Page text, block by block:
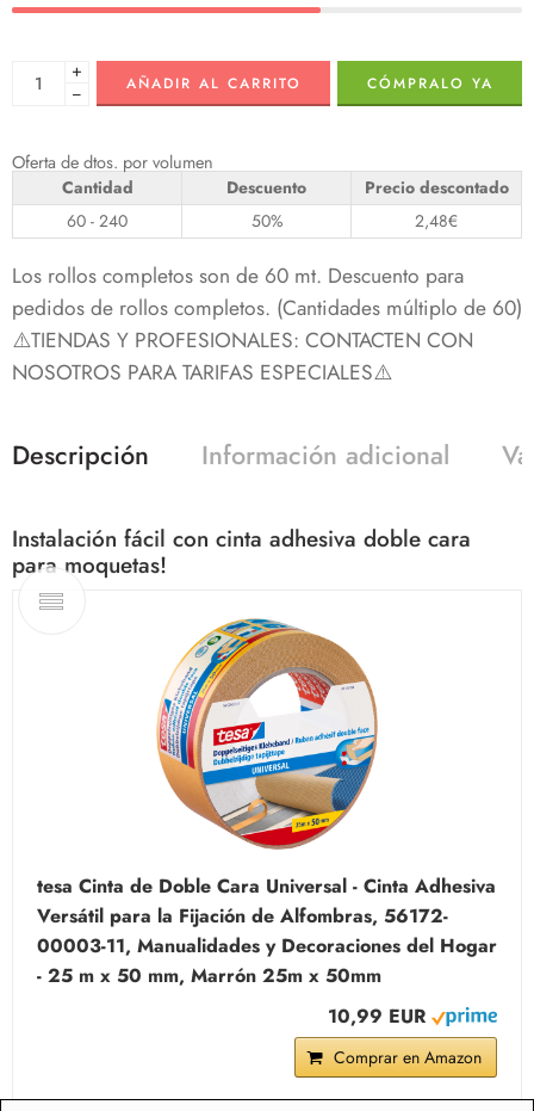
+
−
AÑADIR AL CARRITO CÓMPRALO YA
Oferta de dtos. por volumen
Cantidad Descuento
Precio descontado
60 - 240
50% 2,48€
Los rollos completos son de 60 mt. Descuento para
pedidos de rollos completos. (Cantidades múltiplo de 60)
⚠️TIENDAS Y PROFESIONALES: CONTACTEN CON
NOSOTROS PARA TARIFAS ESPECIALES⚠️
Descripción Información adicional
Instalación fácil con cinta adhesiva doble cara
para moquetas!
tesa Cinta de Doble Cara Universal - Cinta Adhesiva
Versátil para la Fijación de Alfombras, 56172-
00003-11, Manualidades y Decoraciones del Hogar
- 25 m x 50 mm, Marrón 25m x 50mm
10,99 EUR
Comprar en Amazon